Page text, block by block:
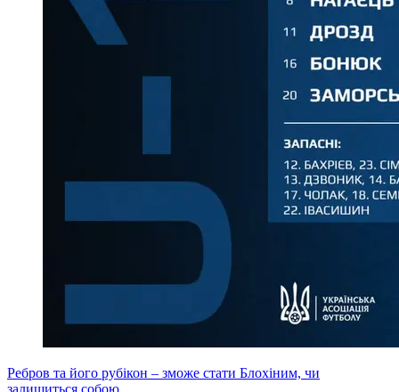
Ребров та його рубікон – зможе стати Блохіним, чи